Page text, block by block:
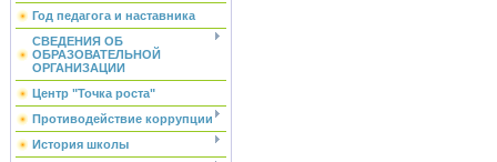
Год педагога и наставника
СВЕДЕНИЯ ОБ
ОБРАЗОВАТЕЛЬНОЙ
ОРГАНИЗАЦИИ
Центр "Точка роста"
Противодействие коррупции
История школы